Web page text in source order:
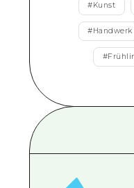
#Kunst
#Handwerk
#